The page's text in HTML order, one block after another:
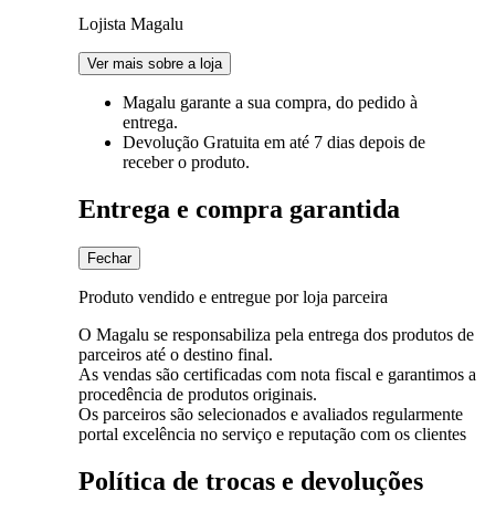
Lojista Magalu
Ver mais sobre a loja
Magalu garante a sua compra, do pedido à
entrega.
Devolução Gratuita em até 7 dias depois de
receber o produto.
Entrega e compra garantida
Fechar
Produto vendido e entregue por loja parceira
O Magalu se responsabiliza pela entrega dos produtos de
parceiros até o destino final.
As vendas são certificadas com nota fiscal e garantimos a
procedência de produtos originais.
Os parceiros são selecionados e avaliados regularmente
portal excelência no serviço e reputação com os clientes
Política de trocas e devoluções